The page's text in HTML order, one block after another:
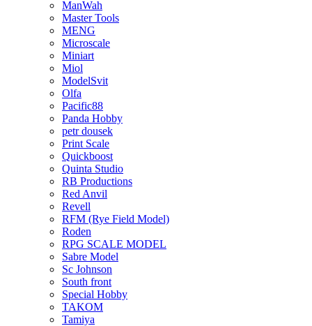
ManWah
Master Tools
MENG
Microscale
Miniart
Miol
ModelSvit
Olfa
Pacific88
Panda Hobby
petr dousek
Print Scale
Quickboost
Quinta Studio
RB Productions
Red Anvil
Revell
RFM (Rye Field Model)
Roden
RPG SCALE MODEL
Sabre Model
Sc Johnson
South front
Special Hobby
TAKOM
Tamiya